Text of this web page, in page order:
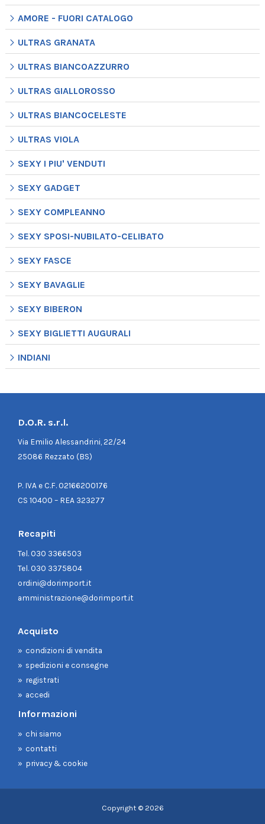
AMORE - FUORI CATALOGO
ULTRAS GRANATA
ULTRAS BIANCOAZZURRO
ULTRAS GIALLOROSSO
ULTRAS BIANCOCELESTE
ULTRAS VIOLA
SEXY I PIU' VENDUTI
SEXY GADGET
SEXY COMPLEANNO
SEXY SPOSI-NUBILATO-CELIBATO
SEXY FASCE
SEXY BAVAGLIE
SEXY BIBERON
SEXY BIGLIETTI AUGURALI
INDIANI
D.O.R. s.r.l.
Via Emilio Alessandrini, 22/24
25086 Rezzato (BS)
P. IVA e C.F. 02166200176
CS 10400 – REA 323277
Recapiti
Tel.030 3366503
Tel.030 3375804
ordini@dorimport.it
amministrazione@dorimport.it
Acquisto
condizioni di vendita
spedizioni e consegne
registrati
accedi
Informazioni
chi siamo
contatti
privacy & cookie
Copyright © 2026